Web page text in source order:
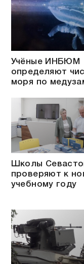
Учёные ИНБЮМ
определяют
моря по
Школы
проверяют к
учебному году